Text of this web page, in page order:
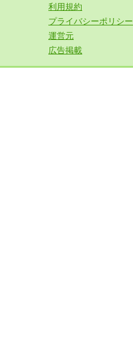
利用規約
プライバシーポリシー
運営元
広告掲載